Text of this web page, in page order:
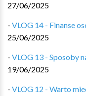
27/06/2025
- VLOG 14 - Finanse
25/06/2025
- VLOG 13 - Sposoby
19/06/2025
- VLOG 12 - Warto